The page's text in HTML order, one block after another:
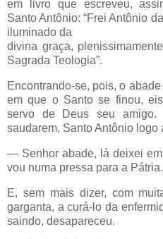
em livro que escreveu,
Santo Antônio: “Frei Antônio
iluminado da
divina graça,
Sagrada Teologia”.
Encontrando-se, pois, o
em que o Santo se finou,
servo de Deus seu amigo.
saudarem, Santo Antônio logo
— Senhor abade, lá deixei
vou numa pressa para a Pátria.
E, sem mais dizer, com
garganta, a curá-lo da
saindo, desapareceu.